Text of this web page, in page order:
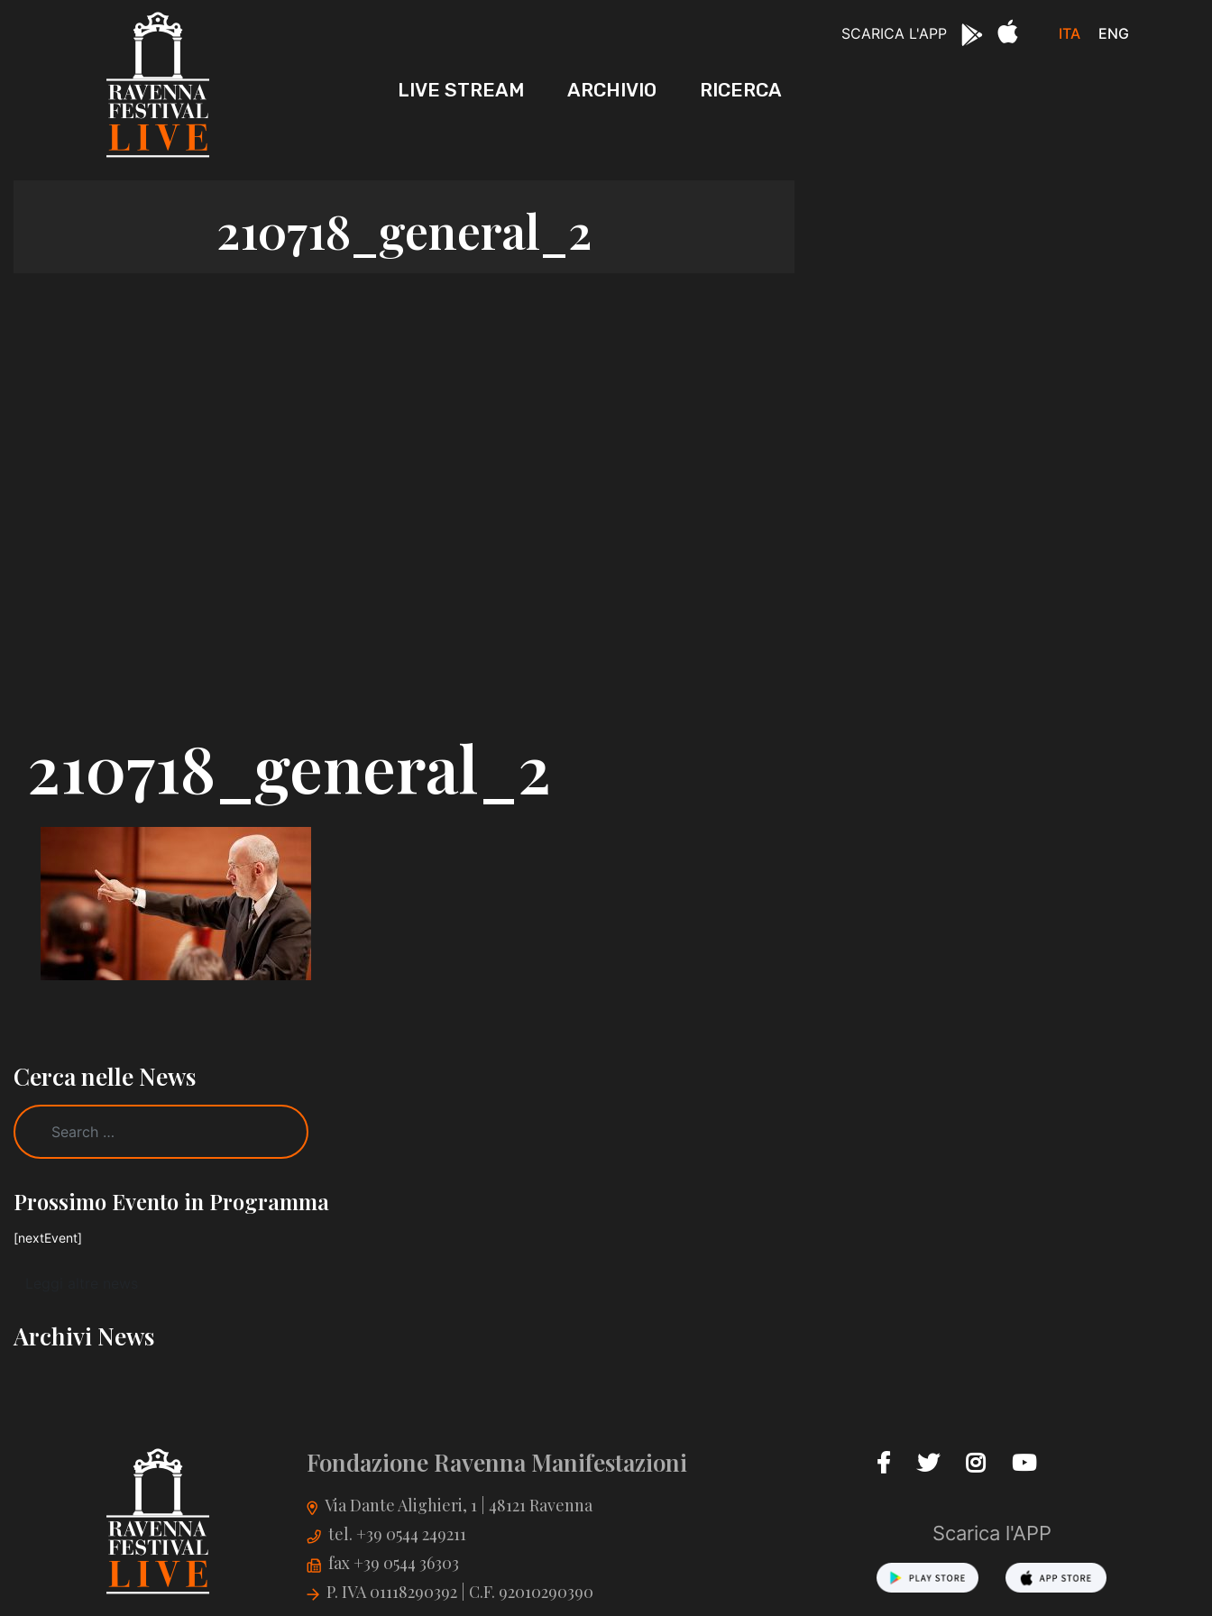
LIVE STREAM ARCHIVIO RICERCA
ITA ENG
SCARICA L'APP
210718_general_2
210718_general_2
Cerca nelle News
Prossimo Evento in Programma
[nextEvent]
Archivi News
Fondazione Ravenna Manifestazioni
Via Dante Alighieri, 1 | 48121 Ravenna
tel. +39 0544 249211
fax +39 0544 36303
P. IVA 01118290392 | C.F. 92010290390
Scarica l'APP